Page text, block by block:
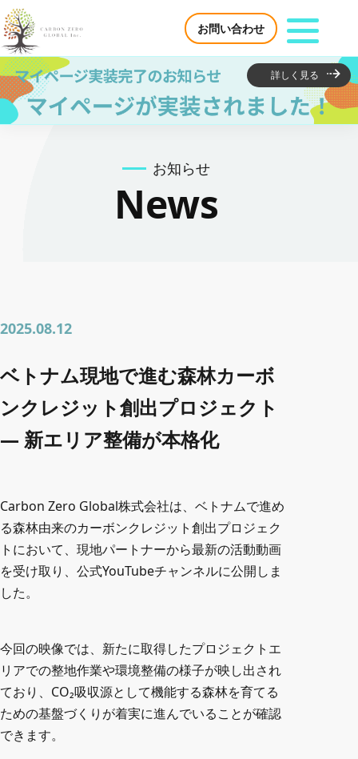
お問い合わせ
サービス紹介
環境活動が利益になる 生産者・企業様
カーボンクレジットで脱炭素を支援 企業様
行支援
カーボンクレジットとは？
販売パートナー制度
よくあるご質問
カーボンクレジットに関する資料
海外事業資料
お役立ち資料
詳しく見る
お知らせ
News
2025.08.12
ベトナム現地で進む森林カーボ
ンクレジット創出プロジェクト
― 新エリア整備が本格化
Carbon Zero Global株式会社は、ベトナムで進め
る森林由来のカーボンクレジット創出プロジェク
トにおいて、現地パートナーから最新の活動動画
を受け取り、公式YouTubeチャンネルに公開しま
した。
今回の映像では、新たに取得したプロジェクトエ
リアでの整地作業や環境整備の様子が映し出され
ており、CO₂吸収源として機能する森林を育てる
ための基盤づくりが着実に進んでいることが確認
できます。